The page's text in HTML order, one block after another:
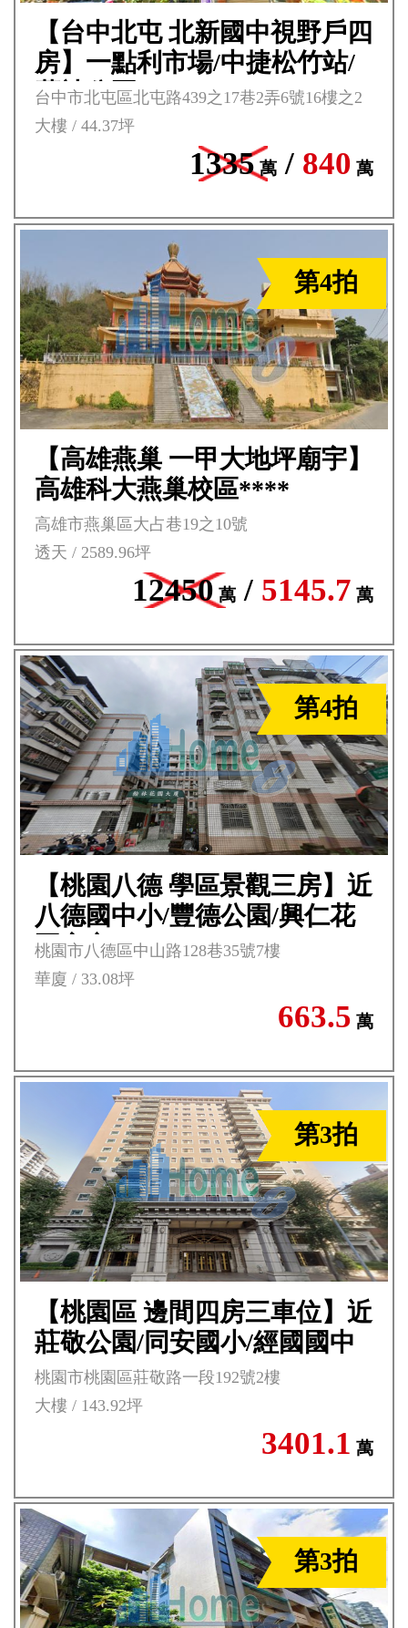
【台中北屯 北新國中視野戶四
房】一點利市場/中捷松竹站/
舊社公園***
台中市北屯區北屯路439之17巷2弄6號16樓之2
大樓 / 44.37坪
1335 萬 /840 萬
第4拍
【高雄燕巢 一甲大地坪廟宇】
高雄科大燕巢校區****
高雄市燕巢區大占巷19之10號
透天 / 2589.96坪
12450 萬 /5145.7 萬
第4拍
【桃園八德 學區景觀三房】近
八德國中小/豐德公園/興仁花
園夜市****
桃園市八德區中山路128巷35號7樓
華廈 / 33.08坪
663.5 萬
第3拍
【桃園區 邊間四房三車位】近
莊敬公園/同安國小/經國國中
***
桃園市桃園區莊敬路一段192號2樓
大樓 / 143.92坪
3401.1 萬
第3拍